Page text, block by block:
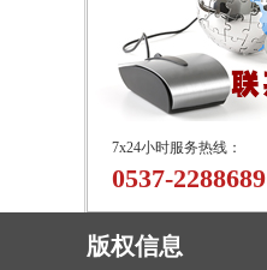
7x24小时服务热线：
0537-2288689
版权信息